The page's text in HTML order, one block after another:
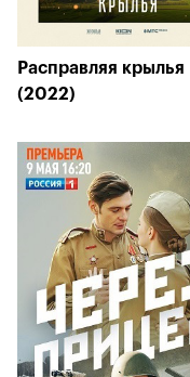
Расправляя крылья
(2022)